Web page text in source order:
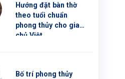
Hướng đặt bàn thờ
theo tuổi chuẩn
phong thủy cho gia
chủ Việt
Bố trí phong thủy